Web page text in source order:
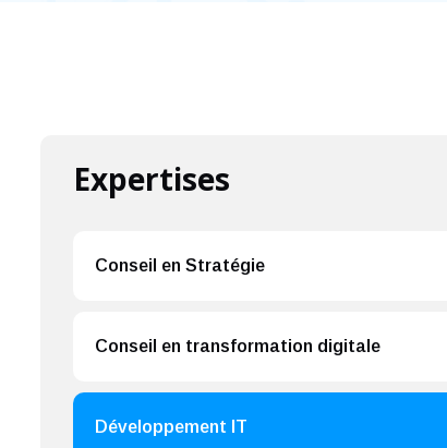
Expertises
Conseil en Stratégie
Conseil en transformation digitale
Développement IT